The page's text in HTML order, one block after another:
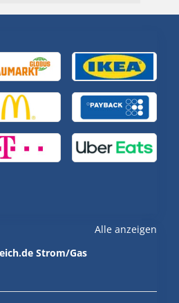
Alle anzeigen
Strom/Gas